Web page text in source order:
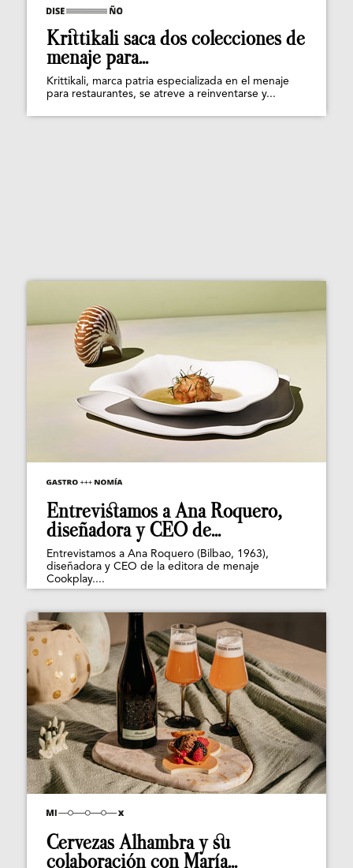
Krittikali saca dos colecciones de
menaje para...
Krittikali, marca patria especializada en el menaje
para restaurantes, se atreve a reinventarse y...
Entrevistamos a Ana Roquero,
diseñadora y CEO de...
Entrevistamos a Ana Roquero (Bilbao, 1963),
diseñadora y CEO de la editora de menaje
Cookplay....
Cervezas Alhambra y su
colaboración con María...